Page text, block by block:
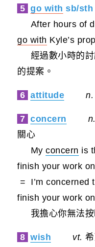
5 go with sb/
After hours of
go with Kyle’s
經過數小時的
的提案。
6 attitude n.
7 concern n.
關心
My concern is
finish your work
= I’m concerned
finish your work
我擔心你無法
8 wish vt.